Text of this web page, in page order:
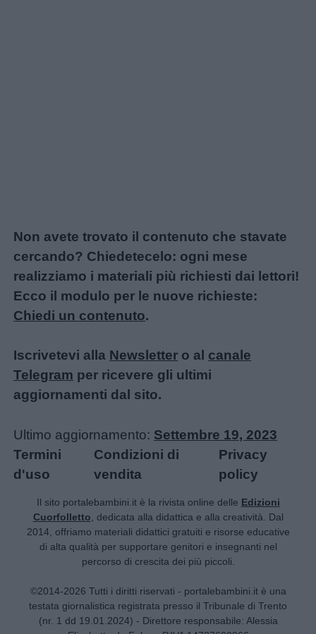
Non avete trovato il contenuto che stavate
cercando? Chiedetecelo: ogni mese
realizziamo i materiali più richiesti dai lettori!
Ecco il modulo per le nuove richieste:
Chiedi un contenuto.
Iscrivetevi alla Newsletter o al canale
Telegram per ricevere gli ultimi
aggiornamenti dal sito.
Ultimo aggiornamento: Settembre 19, 2023
Termini
d'uso
Condizioni di
vendita
Privacy
policy
Il sito portalebambini.it è la rivista online delle Edizioni
Cuorfolletto , dedicata alla didattica e alla creatività. Dal
2014, offriamo materiali didattici gratuiti e risorse educative
di alta qualità per supportare genitori e insegnanti nel
percorso di crescita dei più piccoli.
©2014-2026 Tutti i diritti riservati - portalebambini.it è una
testata giornalistica registrata presso il Tribunale di Trento
(nr. 1 dd 19.01.2024) - Direttore responsabile: Alessia